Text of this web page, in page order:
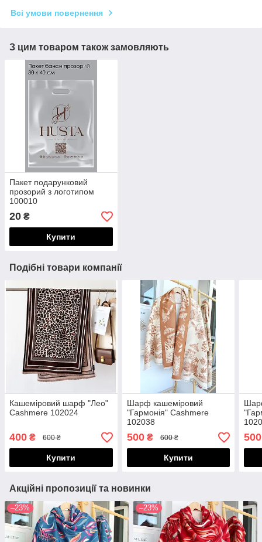
Всі умови повернення
З цим товаром також замовляють
Пакет подарунковий
прозорий з логотипом
100010
20 ₴
Купити
Подібні товари компанії
Кашеміровий шарф "Лео"
Cashmere 102024
400 ₴ 600 ₴
Купити
Шарф кашеміровий
"Гармонія" Cashmere
102038
500₴ 600 ₴
Купити
500
Акційні пропозиції та новинки
–23% –23%